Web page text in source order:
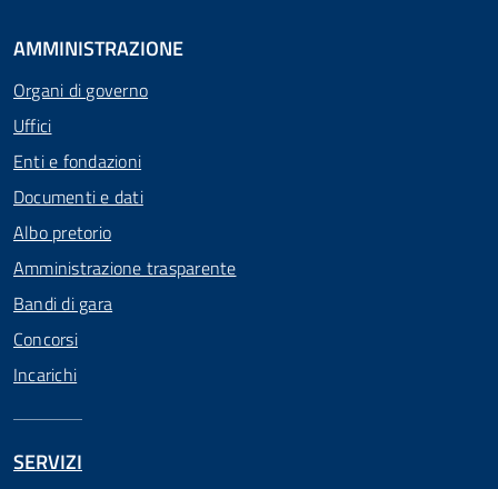
AMMINISTRAZIONE
Organi di governo
Uffici
Enti e fondazioni
Documenti e dati
Albo pretorio
Amministrazione trasparente
Bandi di gara
Concorsi
Incarichi
SERVIZI